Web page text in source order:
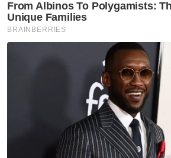
"Beri saingan sengit untuk
lebih baik.